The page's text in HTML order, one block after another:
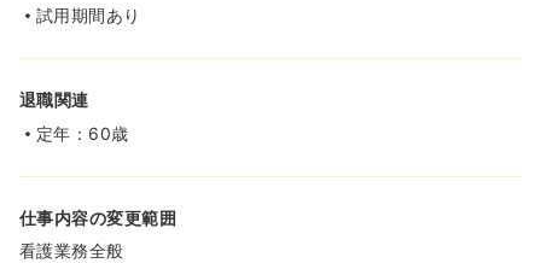
試用期間あり
退職関連
定年：60歳
仕事内容の変更範囲
看護業務全般